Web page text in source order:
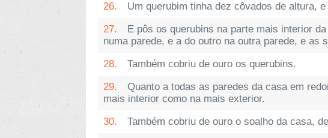
26.
Um querubim tinha dez côvados de altura,
27.
E pôs os querubins na parte mais interior
numa parede, e a do outro na outra parede, e
28.
Também cobriu de ouro os querubins.
29.
Quanto a todas as paredes da casa em
mais interior como na mais exterior.
30.
Também cobriu de ouro o soalho da casa,